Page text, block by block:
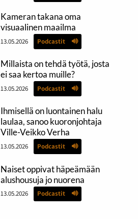
Kameran takana oma
visuaalinen maailma
13.05.2026 Podcastit
Millaista on tehdä työtä, josta
ei saa kertoa muille?
13.05.2026 Podcastit
Ihmisellä on luontainen halu
laulaa, sanoo kuoronjohtaja
Ville-Veikko Verha
13.05.2026 Podcastit
Naiset oppivat häpeämään
alushousuja jo nuorena
13.05.2026 Podcastit